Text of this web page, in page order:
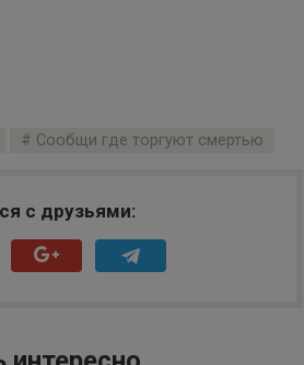
Сообщи где торгуют смертью
с друзьями: